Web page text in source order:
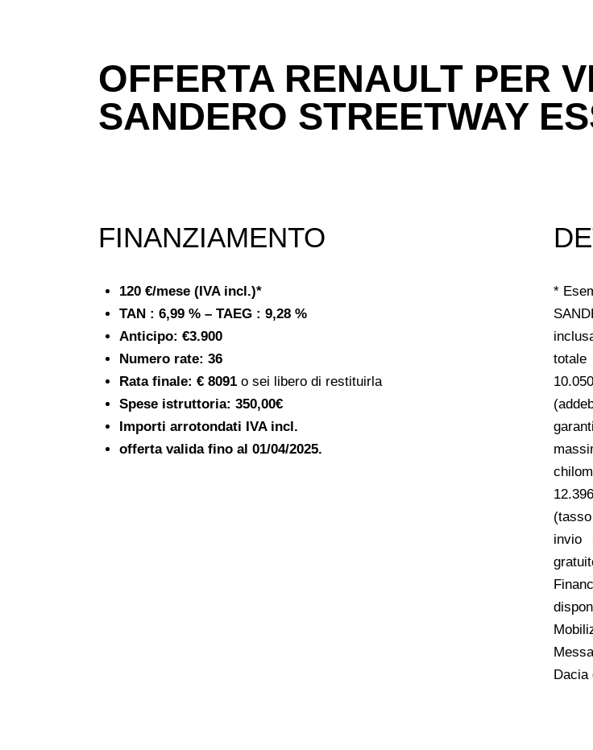
OFFERTA RENAULT PER
SANDERO STREETWAY
FINANZIAMENTO
120 €/mese (IVA incl.)*
TAN : 6,99 % – TAEG : 9,28 %
Anticipo: €3.900
Numero rate: 36
Rata finale: € 8091o sei libero di restituirla
Spese istruttoria: 350,00€
Importi arrotondati IVA incl.
offerta valida fino al 01/04/2025.
*
totale
invio
Dacia